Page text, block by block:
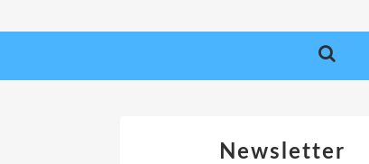
Newsletter